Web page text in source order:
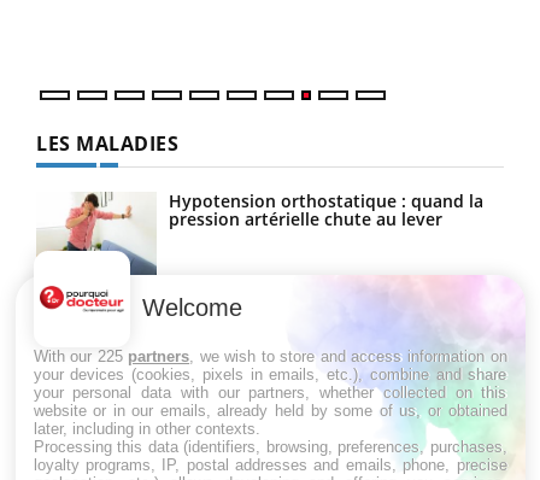
LES MALADIES
Hypotension orthostatique : quand la
pression artérielle chute au lever
Drépanocytose : une déformation des
globules rouges aux conséquences
Maladie de Charcot (Sclérose latérale
amyotrophique)
Welcome
With our 225 partners , we wish to store and access information on
your devices (cookies, pixels in emails, etc.), combine and share
your personal data with our partners, whether collected on this
website or in our emails, already held by some of us, or obtained
later, including in other contexts.
Processing this data (identifiers, browsing, preferences, purchases,
loyalty programs, IP, postal addresses and emails, phone, precise